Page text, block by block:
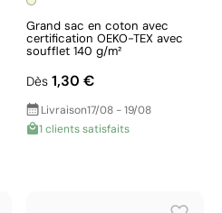
Grand sac en coton avec
certification OEKO-TEX avec
soufflet 140 g/m²
Dès 1,30 €
Livraison17/08 - 19/08
1 clients satisfaits